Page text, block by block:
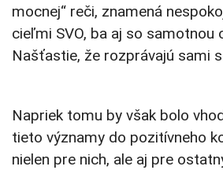
mocnej“ reči, znamená
cieľmi SVO, ba aj so samotnou
Našťastie, že rozprávajú sami
Napriek tomu by však bolo
tieto významy do pozitívneho
nielen pre nich, ale aj pre